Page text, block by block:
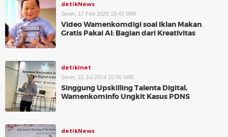
detikNews
Senin, 17 Feb 2025 18:42 WIB
Video Wamenkomdigi soal Iklan Makan
Gratis Pakai AI: Bagian dari Kreativitas
detikInet
Senin, 22 Jul 2024 15:56 WIB
Singgung Upskilling Talenta Digital,
Wamenkominfo Ungkit Kasus PDNS
detikNews